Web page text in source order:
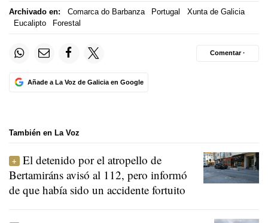
Archivado en: Comarca do Barbanza Portugal
Xunta de Galicia
Eucalipto
Forestal
Añade a La Voz de Galicia en Google
Comentar ·
También en La Voz
El detenido por el atropello de
Bertamiráns avisó al 112, pero informó
de que había sido un accidente fortuito